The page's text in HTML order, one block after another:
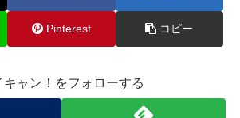
Pinterest コピー
キャン！をフォローする